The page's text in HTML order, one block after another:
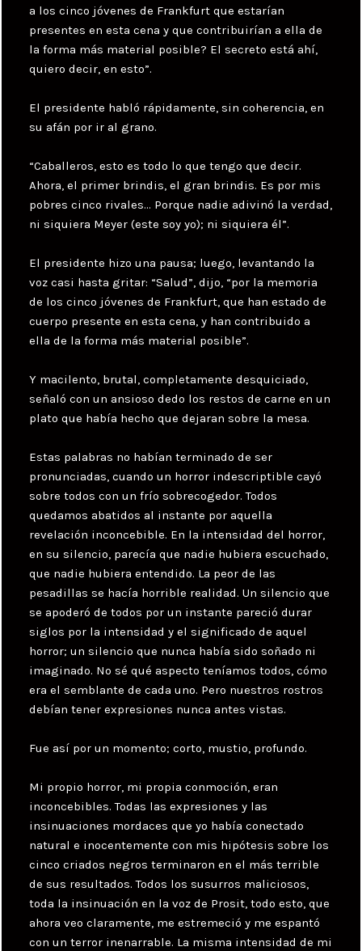
a los cinco jóvenes de Frankfurt que estarían
presentes en esta cena y que contribuirían a ella de
la forma más material posible? El secreto está ahí,
quiero decir, en esto”.
El presidente habló rápidamente, sin coherencia, en
su afán por ir al grano.
“Caballeros, esto es todo lo que tengo que decir.
Ahora, el primer brindis, el gran brindis. Es por mis
pobres cinco rivales… Porque nadie adivinó la verdad,
ni siquiera Meyer (este soy yo); ni siquiera él”.
El presidente hizo una pausa; luego, levantando la
voz casi hasta gritar: “Salud”, dijo, “por la memoria
de los cinco jóvenes de Frankfurt, que han estado de
cuerpo presente en esta cena, y han contribuido a
ella de la forma más material posible”.
Y macilento, brutal, completamente desquiciado,
señaló con un ansioso dedo los restos de carne en un
plato que había hecho que dejaran sobre la mesa.
Estas palabras no habían terminado de ser
pronunciadas, cuando un horror indescriptible cayó
sobre todos con un frío sobrecogedor. Todos
quedamos abatidos al instante por aquella
revelación inconcebible. En la intensidad del horror,
en su silencio, parecía que nadie hubiera escuchado,
que nadie hubiera entendido. La peor de las
pesadillas se hacía horrible realidad. Un silencio que
se apoderó de todos por un instante pareció durar
siglos por la intensidad y el significado de aquel
horror; un silencio que nunca había sido soñado ni
imaginado. No sé qué aspecto teníamos todos, cómo
era el semblante de cada uno. Pero nuestros rostros
debían tener expresiones nunca antes vistas.
Fue así por un momento; corto, mustio, profundo.
Mi propio horror, mi propia conmoción, eran
inconcebibles. Todas las expresiones y las
insinuaciones mordaces que yo había conectado
natural e inocentemente con mis hipótesis sobre los
cinco criados negros terminaron en el más terrible
de sus resultados. Todos los susurros maliciosos,
toda la insinuación en la voz de Prosit, todo esto, que
ahora veo claramente, me estremeció y me espantó
con un terror inenarrable. La misma intensidad de mi